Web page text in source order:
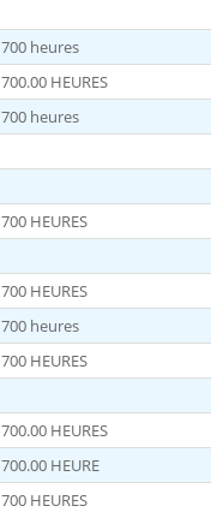
700 heures
700.00 HEURES
700 heures
700 HEURES
700 HEURES
700 heures
700 HEURES
700.00 HEURES
700.00 HEURE
700 HEURES